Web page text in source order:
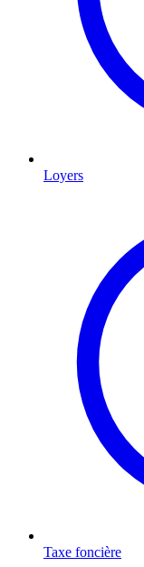
Loyers
Taxe foncière